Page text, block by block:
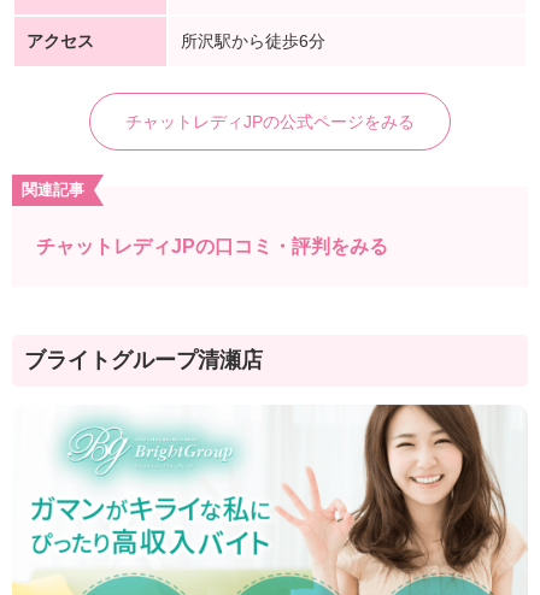
アクセス 所沢駅から徒歩6分
チャットレディJPの公式ページをみる
関連記事
チャットレディJPの口コミ・評判をみる
ブライトグループ清瀬店